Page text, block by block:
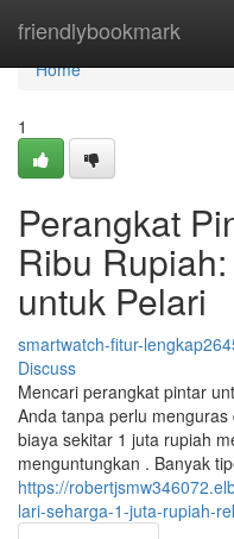
friendlybookmark
Home
Home
1
Perangkat
Ribu
untuk Pelari
smartwatch-fitur-
Discuss
Mencari perangkat pintar
Anda tanpa perlu
biaya sekitar 1 juta rupiah
menguntungkan . Banyak
https://
lari-seharga-1-juta-rupiah-